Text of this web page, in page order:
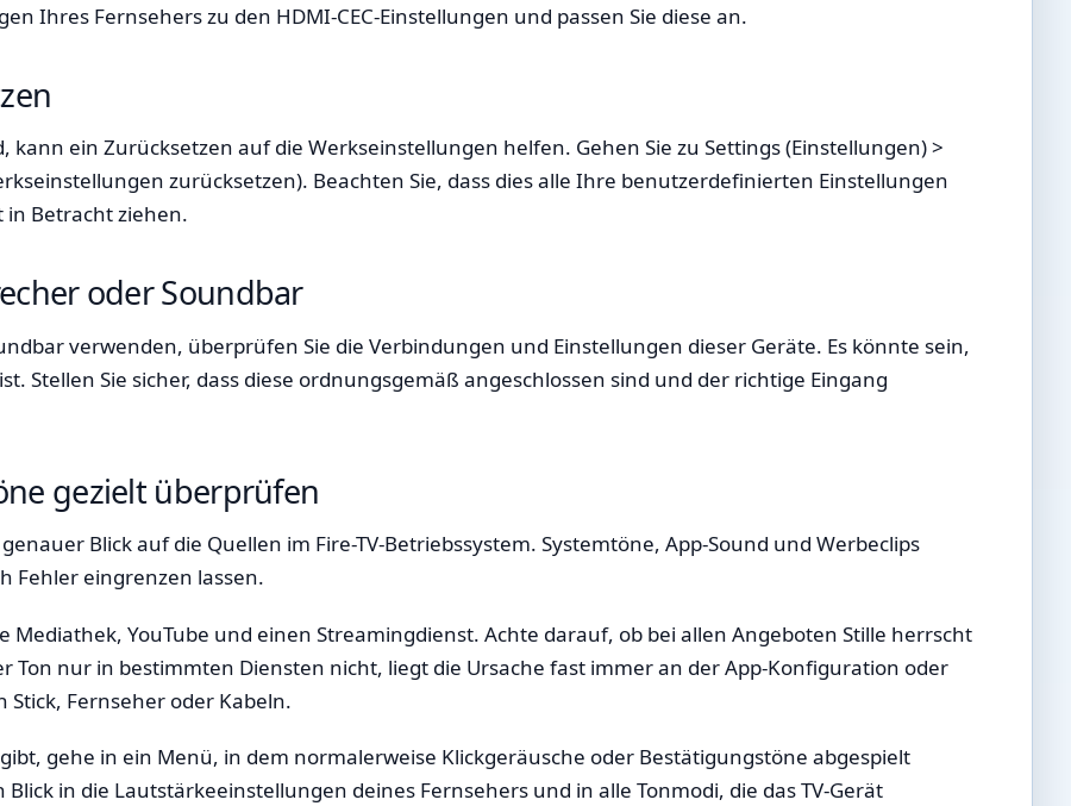
Ihres Fernsehers zu den HDMI-CEC-Einstellungen und passen Sie diese an.
ein Zurücksetzen auf die Werkseinstellungen helfen. Gehen Sie zu Settings (Einstellungen) >
zurücksetzen). Beachten Sie, dass dies alle Ihre benutzerdefinierten Einstellungen
in Betracht ziehen.
oder Soundbar
verwenden, überprüfen Sie die Verbindungen und Einstellungen dieser Geräte. Es könnte sein,
Stellen Sie sicher, dass diese ordnungsgemäß angeschlossen sind und der richtige Eingang
gezielt überprüfen
Blick auf die Quellen im Fire-TV-Betriebssystem. Systemtöne, App-Sound und Werbeclips
Fehler eingrenzen lassen.
YouTube und einen Streamingdienst. Achte darauf, ob bei allen Angeboten Stille herrscht
Ton nur in bestimmten Diensten nicht, liegt die Ursache fast immer an der App-Konfiguration oder
Fernseher oder Kabeln.
gehe in ein Menü, in dem normalerweise Klickgeräusche oder Bestätigungstöne abgespielt
in die Lautstärkeeinstellungen deines Fernsehers und in alle Tonmodi, die das TV-Gerät